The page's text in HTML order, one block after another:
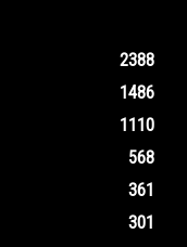
2388
1486
1110
568
361
301